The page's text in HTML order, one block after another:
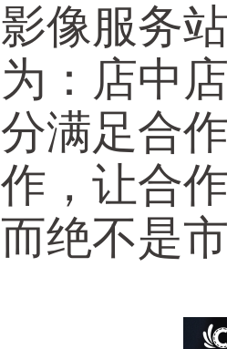
影像服务
为：店中
分满足合
作，让合
而绝不是